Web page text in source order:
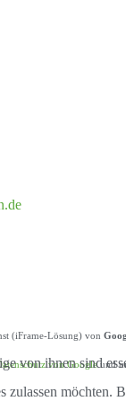
(iFrame-Lösung) von
von Googleund
von ihnen sind
zulassen